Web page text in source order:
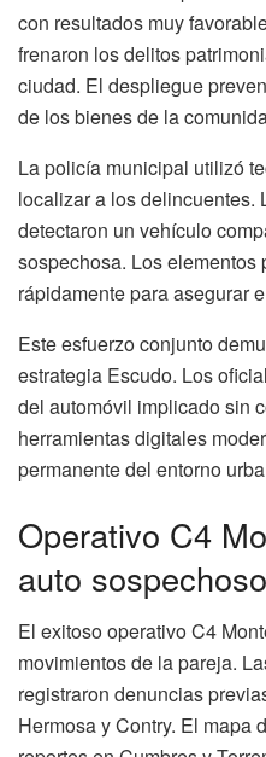
con resultados muy
frenaron los delitos
ciudad. El despliegue
de los bienes de la
La policía municipal utilizó
localizar a los delincuentes.
detectaron un vehículo
sospechosa. Los elementos
rápidamente para asegurar
Este esfuerzo conjunto
estrategia Escudo. Los
del automóvil implicado sin
herramientas digitales
permanente del entorno
Operativo C4
auto sospechoso
El exitoso operativo C4
movimientos de la pareja.
registraron denuncias
Hermosa y Contry. El mapa